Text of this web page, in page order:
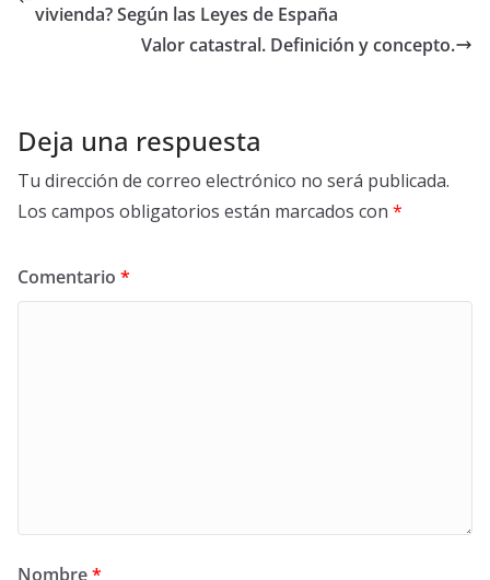
vivienda? Según las Leyes de España
Valor catastral. Definición y concepto.
Deja una respuesta
Tu dirección de correo electrónico no será publicada.
Los campos obligatorios están marcados con *
Comentario *
Nombre*